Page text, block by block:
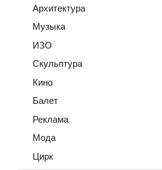
Архитектура
Музыка
ИЗО
Скульптура
Кино
Балет
Реклама
Мода
Цирк